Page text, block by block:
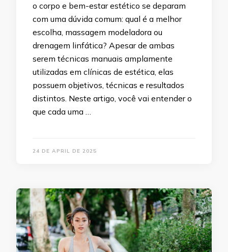
o corpo e bem-estar estético se deparam
com uma dúvida comum: qual é a melhor
escolha, massagem modeladora ou
drenagem linfática? Apesar de ambas
serem técnicas manuais amplamente
utilizadas em clínicas de estética, elas
possuem objetivos, técnicas e resultados
distintos. Neste artigo, você vai entender o
que cada uma …
24 DE APRIL DE 2025